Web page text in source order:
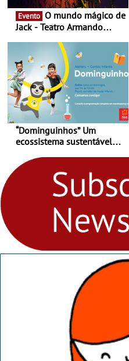
Evento
Jack - Teatro Armando
“Dominguinhos” Um
ecossistema sustentável
fores - Atelier de Educação
Ambiental nos
“Dominguinhos” de 23 de